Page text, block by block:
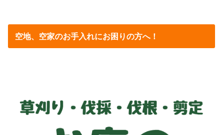
空地、空家のお手入れにお困りの方へ！